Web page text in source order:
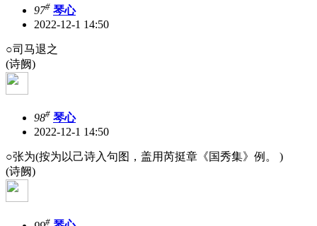
97# 琴心
2022-12-1 14:50
○司马退之
(诗阙)
98# 琴心
2022-12-1 14:50
○张为(按为以己诗入句图，盖用芮挺章《国秀集》例。 )
(诗阙)
#